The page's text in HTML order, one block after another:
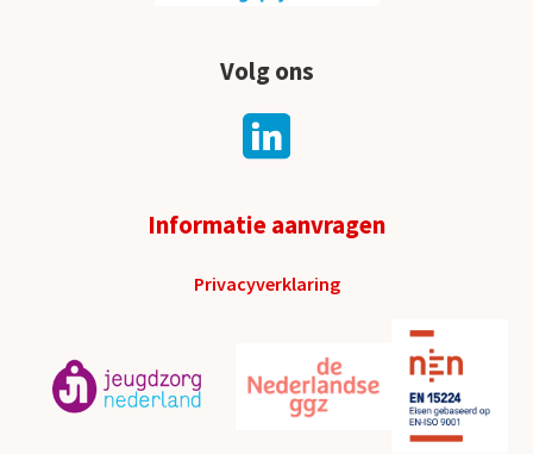
Volg ons
Informatie aanvragen
Privacyverklaring